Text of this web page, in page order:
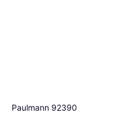
Paulmann 92390